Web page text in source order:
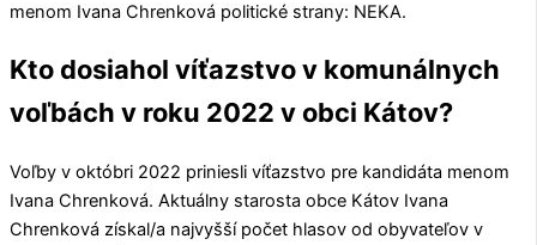
menom Ivana Chrenková politické strany: NEKA.
Kto dosiahol víťazstvo v komunálnych
voľbách v roku 2022 v obci Kátov?
Voľby v októbri 2022 priniesli víťazstvo pre kandidáta menom
Ivana Chrenková. Aktuálny starosta obce Kátov Ivana
Chrenková získal/a najvyšší počet hlasov od obyvateľov v